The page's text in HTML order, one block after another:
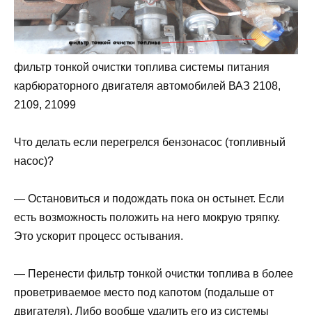
фильтр тонкой очистки топлива системы питания
карбюраторного двигателя автомобилей ВАЗ 2108,
2109, 21099
Что делать если перегрелся бензонасос (топливный
насос)?
— Остановиться и подождать пока он остынет. Если
есть возможность положить на него мокрую тряпку.
Это ускорит процесс остывания.
— Перенести фильтр тонкой очистки топлива в более
проветриваемое место под капотом (подальше от
двигателя). Либо вообще удалить его из системы